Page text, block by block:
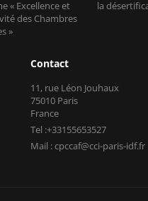
« Excellence et
des Chambres
»
la
Contact
11, rue Léon Jouhaux
75010 Paris
France
Tel :+33155653527
Mail : cpccaf@cci-paris-idf.fr